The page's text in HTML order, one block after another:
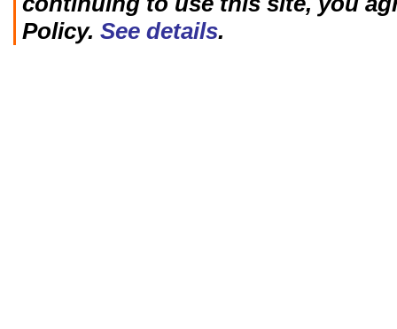
Policy. See details.